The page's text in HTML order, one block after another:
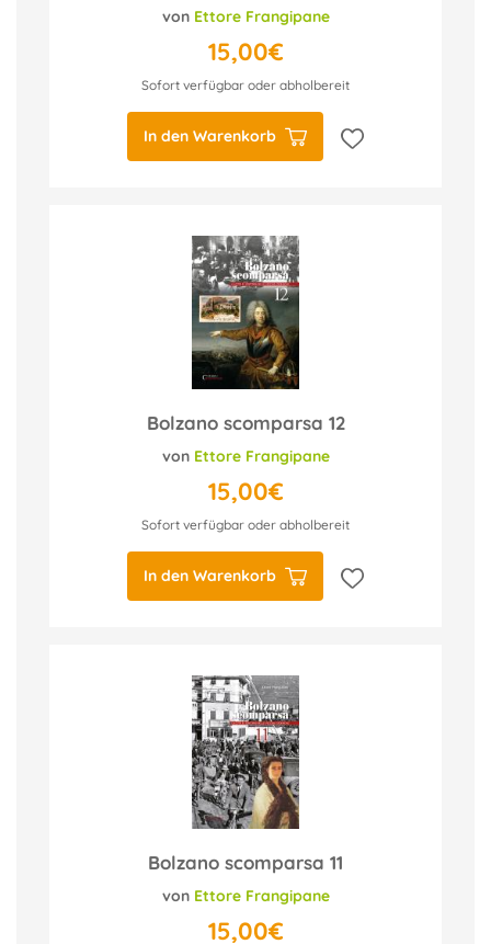
von Ettore Frangipane
15,00€
Sofort verfügbar oder abholbereit
In den Warenkorb
Bolzano scomparsa 12
von Ettore Frangipane
15,00€
Sofort verfügbar oder abholbereit
In den Warenkorb
Bolzano scomparsa 11
von Ettore Frangipane
15,00€